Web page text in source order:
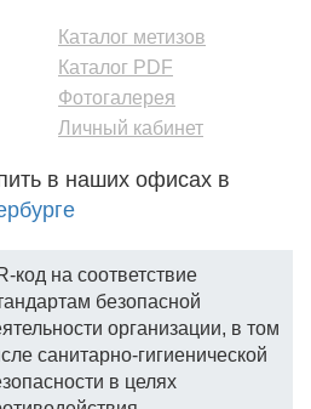
Каталог метизов
Каталог PDF
Фотогалерея
Личный кабинет
в наших офисах в
код на соответствие
безопасной
организации, в том
санитарно-гигиенической
в целях